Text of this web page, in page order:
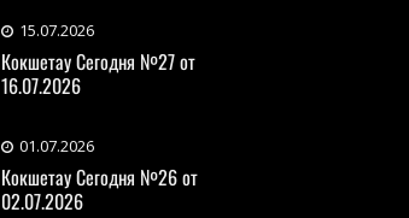
15.07.2026
Кокшетау Сегодня №27 от
16.07.2026
01.07.2026
Кокшетау Сегодня №26 от
02.07.2026